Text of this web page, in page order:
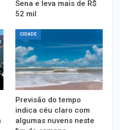
Sena e leva mais de R$
52 mil
CIDADE
Previsão do tempo
indica céu claro com
algumas nuvens neste